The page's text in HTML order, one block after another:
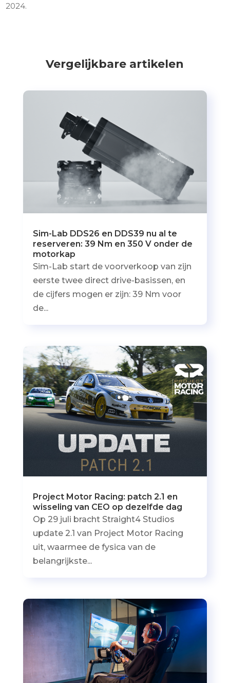
2024.
Vergelijkbare artikelen
Sim-Lab DDS26 en DDS39 nu al te
reserveren: 39 Nm en 350 V onder de
motorkap
Sim-Lab start de voorverkoop van zijn
eerste twee direct drive-basissen, en
de cijfers mogen er zijn: 39 Nm voor
de...
Project Motor Racing: patch 2.1 en
wisseling van CEO op dezelfde dag
Op 29 juli bracht Straight4 Studios
update 2.1 van Project Motor Racing
uit, waarmee de fysica van de
belangrijkste...